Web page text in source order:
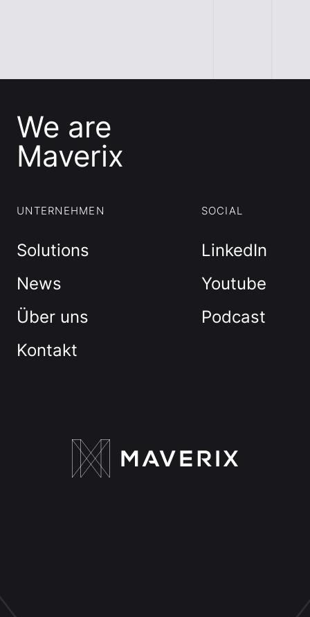
We are
Maverix
UNTERNEHMEN
Solutions
News
Über uns
Kontakt
SOCIAL
LinkedIn
Youtube
Podcast